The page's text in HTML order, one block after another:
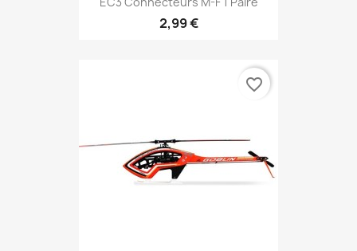
2,99 €
favorite_border